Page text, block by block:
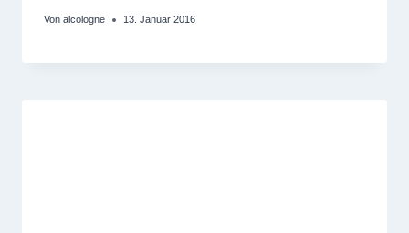
Von alcologne 13. Januar 2016